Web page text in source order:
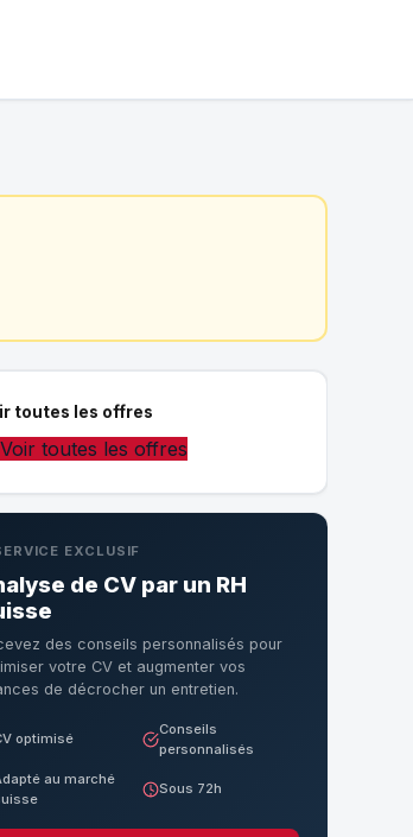
toutes les offres
Voir toutes les offres
EXCLUSIF
de CV par un RH
des conseils personnalisés pour
votre CV et augmenter vos
de décrocher un entretien.
optimisé
Conseils
personnalisés
au marché
Sous 72h